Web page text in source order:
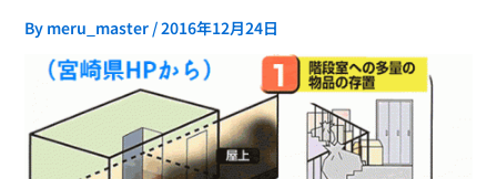
By meru_master /2016年12月24日